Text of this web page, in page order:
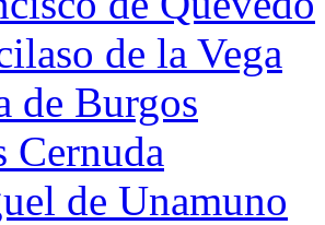
de la Vega
de Burgos
Cernuda
de Unamuno